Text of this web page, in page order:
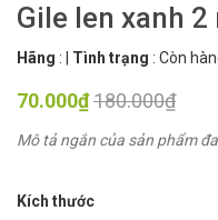
Gile len xanh 2
Hãng : Tình trạng : Còn
70.000₫180.000₫
Mô tả ngắn của sản phẩm
Kích thước